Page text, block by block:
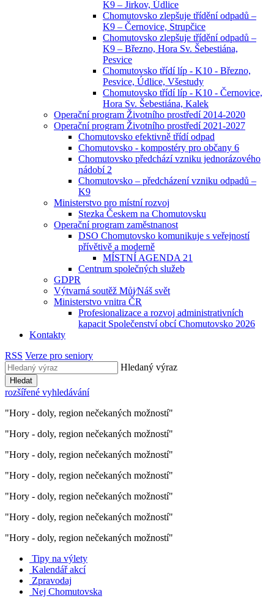
K9 – Jirkov, Údlice
Chomutovsko zlepšuje třídění odpadů –
K9 – Černovice, Strupčice
Chomutovsko zlepšuje třídění odpadů –
K9 – Březno, Hora Sv. Šebestiána,
Pesvice
Chomutovsko třídí líp - K10 - Březno,
Pesvice, Údlice, Všestudy
Chomutovsko třídí líp - K10 - Černovice,
Hora Sv. Šebestiána, Kalek
Operační program Životního prostředí 2014-2020
Operační program Životního prostředí 2021-2027
Chomutovsko efektivně třídí odpad
Chomutovsko - kompostéry pro občany 6
Chomutovsko předchází vzniku jednorázového
nádobí 2
Chomutovsko – předcházení vzniku odpadů –
K9
Ministerstvo pro místní rozvoj
Stezka Českem na Chomutovsku
Operační program zaměstnanost
DSO Chomutovsko komunikuje s veřejností
přívětivě a moderně
MÍSTNÍ AGENDA 21
Centrum společných služeb
GDPR
Výtvarná soutěž Můj⁄Náš svět
Ministerstvo vnitra ČR
Profesionalizace a rozvoj administrativních
kapacit Společenství obcí Chomutovsko 2026
Kontakty
RSS Verze pro seniory
Hledaný výraz
Hledat
rozšířené vyhledávání
"Hory - doly, region nečekaných možností"
"Hory - doly, region nečekaných možností"
"Hory - doly, region nečekaných možností"
"Hory - doly, region nečekaných možností"
"Hory - doly, region nečekaných možností"
"Hory - doly, region nečekaných možností"
"Hory - doly, region nečekaných možností"
Tipy na výlety
Kalendář akcí
Zpravodaj
Nej Chomutovska